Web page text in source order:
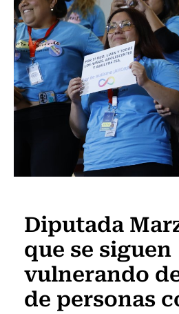
Diputada
que se siguen
vulnerando
de personas